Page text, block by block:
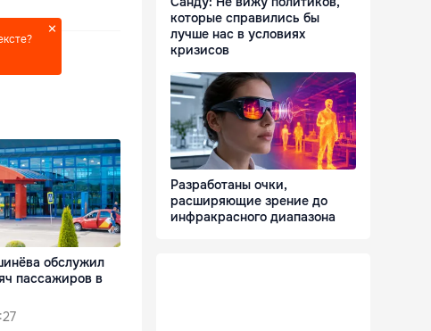
обслужил
пассажиров в
которые справились бы
лучше нас в условиях
кризисов
Разработаны очки,
расширяющие зрение до
инфракрасного диапазона